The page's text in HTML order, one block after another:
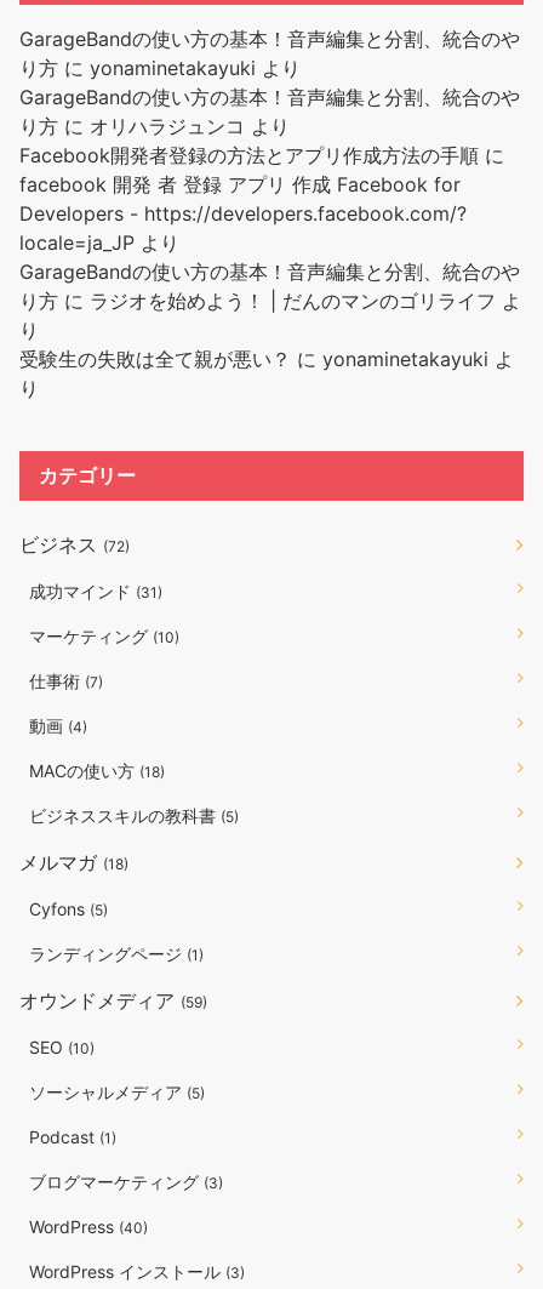
GarageBandの使い方の基本！音声編集と分割、統合のや
り方 に yonaminetakayuki より
GarageBandの使い方の基本！音声編集と分割、統合のや
り方 に オリハラジュンコ より
Facebook開発者登録の方法とアプリ作成方法の手順 に
facebook 開発 者 登録 アプリ 作成 Facebook for
Developers - https://developers.facebook.com/?
locale=ja_JP より
GarageBandの使い方の基本！音声編集と分割、統合のや
り方 に ラジオを始めよう！ | だんのマンのゴリライフ よ
り
受験生の失敗は全て親が悪い？ に yonaminetakayuki よ
り
カテゴリー
ビジネス (72)
成功マインド (31)
マーケティング (10)
仕事術 (7)
動画 (4)
MACの使い方 (18)
ビジネススキルの教科書 (5)
メルマガ (18)
Cyfons (5)
ランディングページ (1)
オウンドメディア (59)
SEO (10)
ソーシャルメディア (5)
Podcast (1)
ブログマーケティング (3)
WordPress (40)
WordPress インストール (3)